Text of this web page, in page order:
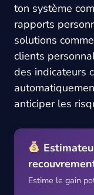
ton système
rapports
solutions comme
clients
des indicateurs
anticiper les
Estime le gain